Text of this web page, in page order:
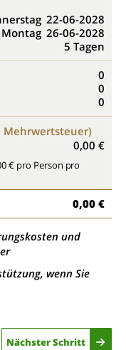
22-06-2028
Montag 26-06-2028
5 Tagen
0
0
0
Mehrwertsteuer)
0,00 €
€ pro Person pro
0,00 €
und
wenn Sie
Nächster Schritt